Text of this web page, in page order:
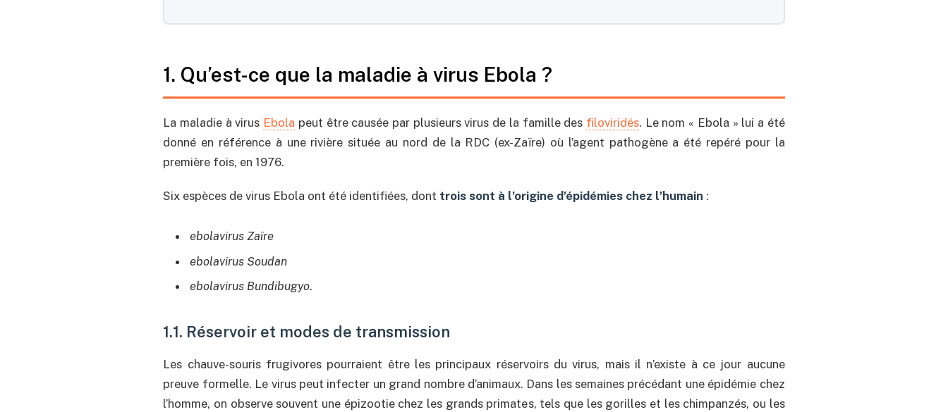
1. Qu’est-ce que la maladie à virus Ebola ?
La maladie à virus Ebola peut être causée par plusieurs virus de la famille des filoviridés. Le nom « Ebola » lui a été
donné en référence à une rivière située au nord de la RDC (ex-Zaïre) où l’agent pathogène a été repéré pour la
première fois, en 1976.
Six espèces de virus Ebola ont été identifiées, dont trois sont à l’origine d’épidémies chez l’humain :
ebolavirus Zaïre
ebolavirus Soudan
ebolavirus Bundibugyo.
1.1. Réservoir et modes de transmission
Les chauve-souris frugivores pourraient être les principaux réservoirs du virus, mais il n’existe à ce jour aucune
preuve formelle. Le virus peut infecter un grand nombre d’animaux. Dans les semaines précédant une épidémie chez
l’homme, on observe souvent une épizootie chez les grands primates, tels que les gorilles et les chimpanzés, ou les